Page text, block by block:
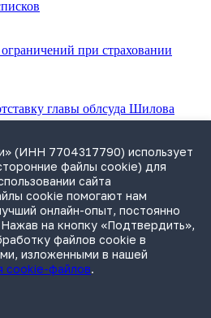
при страховании
главы облсуда Шилова
вакансий
приватизации «Сирены-Трэвел»
поправки о защите контента при
«социальных» СЗПК
Петербурга «Вертикаль» ИНН 7841290773
(ИНН 7704317790) использует
файлы cookie) для
сайта
cookie помогают нам
онлайн-опыт, постоянно
на кнопку «Подтвердить»,
файлов cookie в
изложенными в нашей
cookie-файлов.